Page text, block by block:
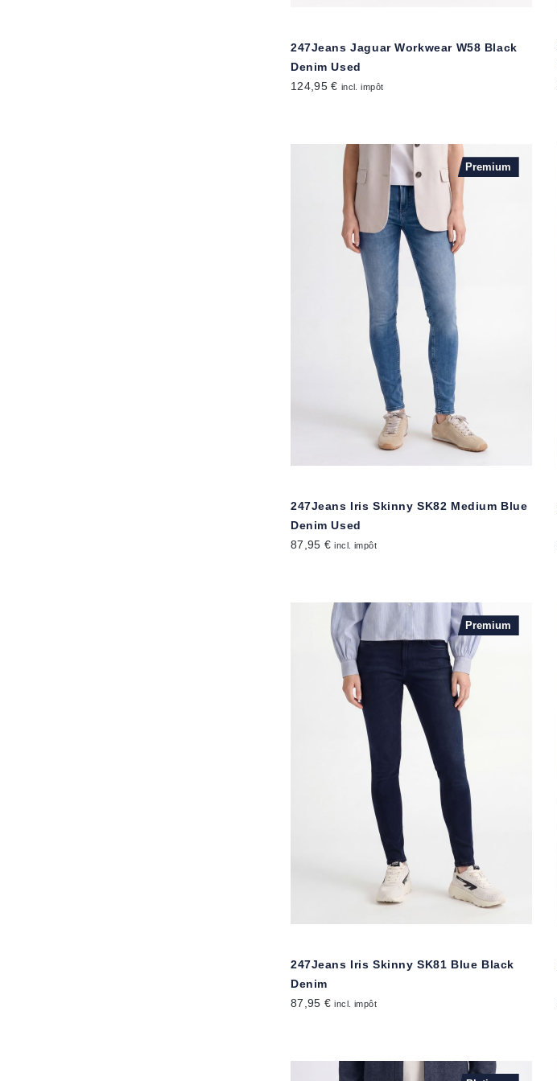
247Jeans Jaguar Workwear W58 Black
Denim Used
124,95 € incl. impôt
Premium
247Jeans Iris Skinny SK82 Medium Blue
Denim Used
87,95 €incl. impôt
Premium
247Jeans Iris Skinny SK81 Blue Black
Denim
87,95 €incl. impôt